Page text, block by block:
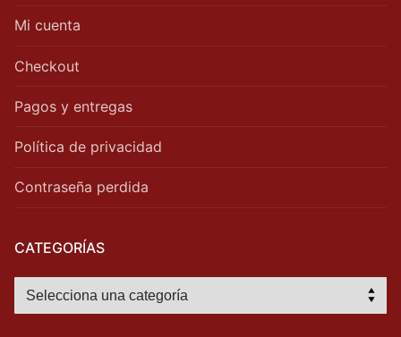
Mi cuenta
Checkout
Pagos y entregas
Política de privacidad
Contraseña perdida
CATEGORÍAS